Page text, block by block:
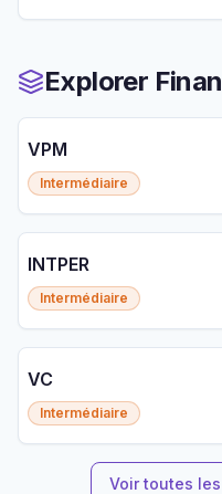
Explorer
VPM
Intermédiaire
INTPER
Intermédiaire
VC
Intermédiaire
Voir toutes